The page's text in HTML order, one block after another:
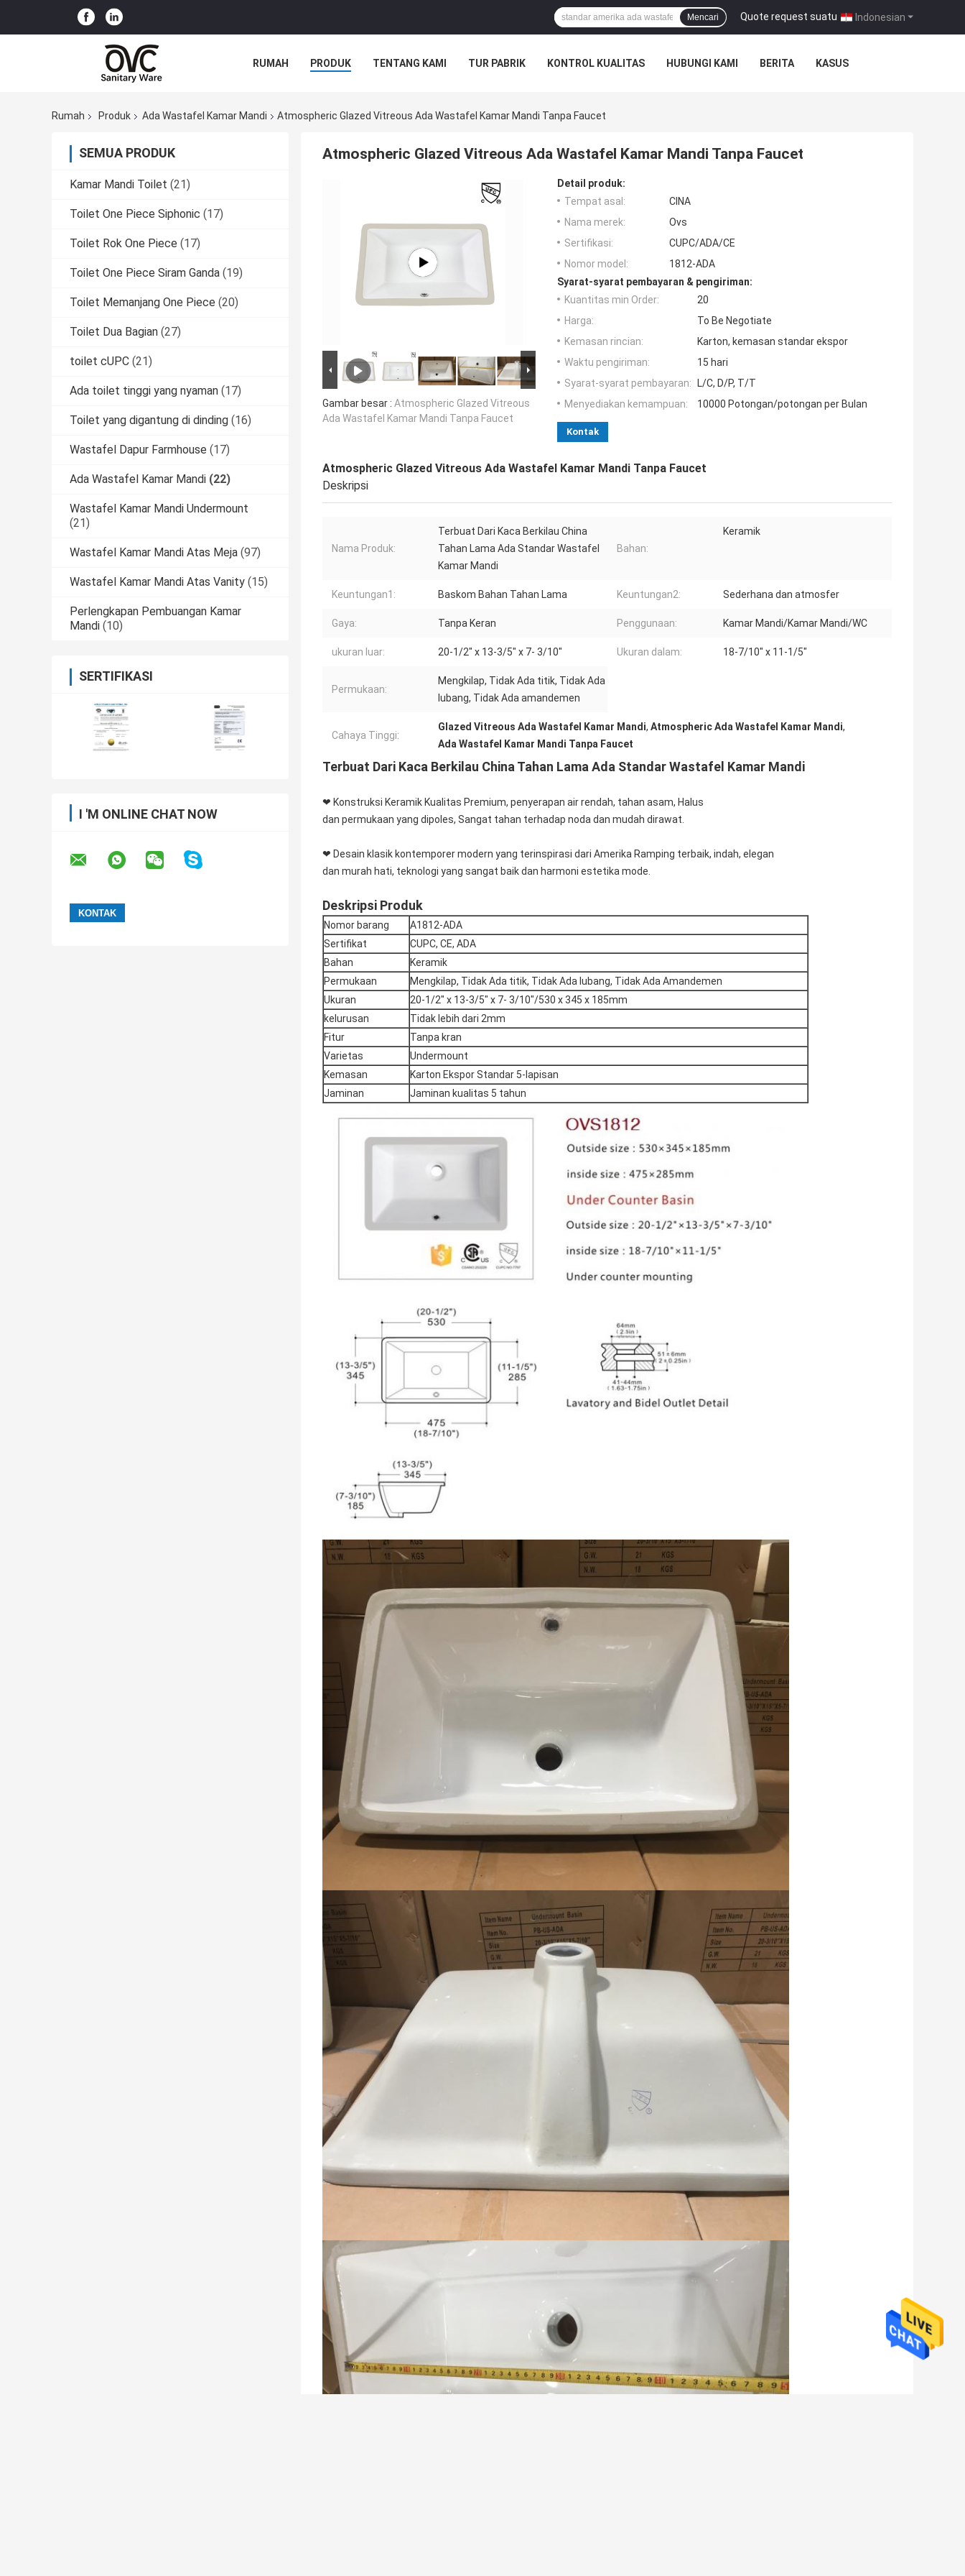
Indonesian
Quote request suatu |
Mencari
RUMAH PRODUK TENTANG KAMI TUR PABRIK KONTROL KUALITAS HUBUNGI KAMI BERITA KASUS
Rumah Produk Ada Wastafel Kamar Mandi Atmospheric Glazed Vitreous Ada Wastafel Kamar Mandi Tanpa Faucet
SEMUA PRODUK
Kamar Mandi Toilet (21)
Toilet One Piece Siphonic (17)
Toilet Rok One Piece (17)
Toilet One Piece Siram Ganda (19)
Toilet Memanjang One Piece (20)
Toilet Dua Bagian (27)
toilet cUPC (21)
Ada toilet tinggi yang nyaman (17)
Toilet yang digantung di dinding (16)
Wastafel Dapur Farmhouse (17)
Ada Wastafel Kamar Mandi (22)
Wastafel Kamar Mandi Undermount
(21)
Wastafel Kamar Mandi Atas Meja (97)
Wastafel Kamar Mandi Atas Vanity (15)
Perlengkapan Pembuangan Kamar
Mandi (10)
SERTIFIKASI
I 'M ONLINE CHAT NOW
Atmospheric Glazed Vitreous Ada Wastafel Kamar Mandi Tanpa Faucet
Gambar besar : Atmospheric Glazed Vitreous
Ada Wastafel Kamar Mandi Tanpa Faucet
Detail produk:
Tempat asal:
CINA
Nama merek:
Ovs
Sertifikasi:
CUPC/ADA/CE
Nomor model:
1812-ADA
Syarat-syarat pembayaran & pengiriman:
Kuantitas min Order:
20
Harga:
To Be Negotiate
Kemasan rincian:
Karton, kemasan standar ekspor
Waktu pengiriman:
15 hari
Syarat-syarat pembayaran:
L/C, D/P, T/T
Menyediakan kemampuan:
10000 Potongan/potongan per Bulan
Kontak
Atmospheric Glazed Vitreous Ada Wastafel Kamar Mandi Tanpa Faucet
Deskripsi
Nama Produk:
Terbuat Dari Kaca Berkilau China
Tahan Lama Ada Standar Wastafel
Kamar Mandi
Bahan:
Keramik
Keuntungan1: Baskom Bahan Tahan Lama Keuntungan2: Sederhana dan atmosfer
Gaya: Tanpa Keran Penggunaan: Kamar Mandi/Kamar Mandi/WC
ukuran luar: 20-1/2" x 13-3/5" x 7- 3/10" Ukuran dalam: 18-7/10" x 11-1/5"
Permukaan:
Mengkilap, Tidak Ada titik, Tidak Ada
lubang, Tidak Ada amandemen
Cahaya Tinggi:
Glazed Vitreous Ada Wastafel Kamar Mandi, Atmospheric Ada Wastafel Kamar Mandi,
Ada Wastafel Kamar Mandi Tanpa Faucet
Terbuat Dari Kaca Berkilau China Tahan Lama Ada Standar Wastafel Kamar Mandi
❤ Konstruksi Keramik Kualitas Premium, penyerapan air rendah, tahan asam, Halus
dan permukaan yang dipoles, Sangat tahan terhadap noda dan mudah dirawat.
❤ Desain klasik kontemporer modern yang terinspirasi dari Amerika Ramping terbaik, indah, elegan
dan murah hati, teknologi yang sangat baik dan harmoni estetika mode.
Deskripsi Produk
Nomor barang
A1812-ADA
Sertifikat
CUPC, CE, ADA
Bahan
Keramik
Permukaan
Mengkilap, Tidak Ada titik, Tidak Ada lubang, Tidak Ada Amandemen
Ukuran
20-1/2" x 13-3/5" x 7- 3/10"/530 x 345 x 185mm
kelurusan
Tidak lebih dari 2mm
Fitur
Tanpa kran
Varietas
Undermount
Kemasan
Karton Ekspor Standar 5-lapisan
Jaminan
Jaminan kualitas 5 tahun